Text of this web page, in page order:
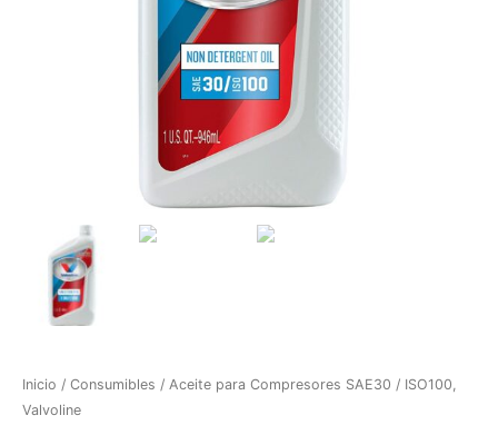
Inicio / Consumibles / Aceite para Compresores SAE30 / ISO100,
Valvoline